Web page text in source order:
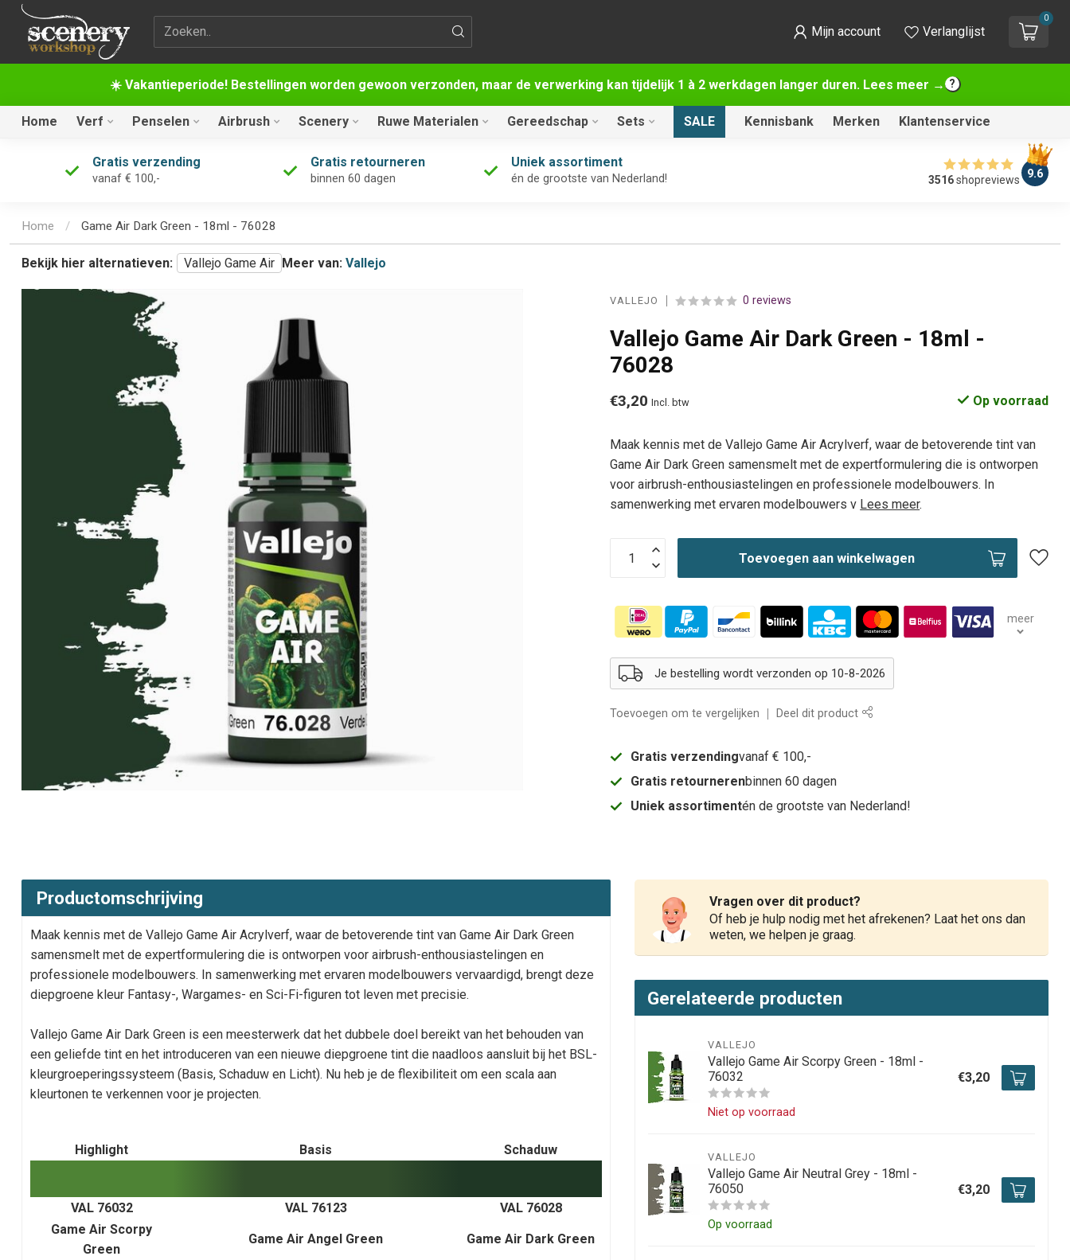
☀️ Vakantieperiode! Bestellingen worden gewoon verzonden, maar de verwerking kan tijdelijk 1 à 2 werkdagen langer duren. Lees meer →
Zoekterm Mijn account Verlanglijst
0
Home Verf Penselen Airbrush Scenery Ruwe Materialen Gereedschap Sets SALE Kennisbank Merken Klantenservice
Gratis verzending
vanaf € 100,-
Gratis retourneren
binnen 60 dagen
Uniek assortiment
én de grootste van Nederland! 3516shopreviews 9.6
Home / Game Air Dark Green - 18ml - 76028
Bekijk hier alternatieven: Vallejo Game Air Meer van: Vallejo
VALLEJO 0 reviews
Vallejo Game Air Dark Green - 18ml -
76028
€3,20 Incl. btw Op voorraad
Maak kennis met de Vallejo Game Air Acrylverf, waar de betoverende tint van
Game Air Dark Green samensmelt met de expertformulering die is ontworpen
voor airbrush-enthousiastelingen en professionele modelbouwers. In
samenwerking met ervaren modelbouwers v Lees meer.
Toevoegen aan winkelwagen
meer
Je bestelling wordt verzonden op 10-8-2026
Toevoegen om te vergelijken Deel dit product
Gratis verzendingvanaf € 100,-
Gratis retournerenbinnen 60 dagen
Uniek assortimentén de grootste van Nederland!
Productomschrijving
Maak kennis met de Vallejo Game Air Acrylverf, waar de betoverende tint van Game Air Dark Green
samensmelt met de expertformulering die is ontworpen voor airbrush-enthousiastelingen en
professionele modelbouwers. In samenwerking met ervaren modelbouwers vervaardigd, brengt deze
diepgroene kleur Fantasy-, Wargames- en Sci-Fi-figuren tot leven met precisie.
Vallejo Game Air Dark Green is een meesterwerk dat het dubbele doel bereikt van het behouden van
een geliefde tint en het introduceren van een nieuwe diepgroene tint die naadloos aansluit bij het BSL-
kleurgroeperingssysteem (Basis, Schaduw en Licht). Nu heb je de flexibiliteit om een scala aan
kleurtonen te verkennen voor je projecten.
Highlight Basis Schaduw
VAL 76032 VAL 76123
VAL 76028
Game Air Scorpy
Green
Game Air Angel Green Game Air Dark Green
Vragen over dit product?
Of heb je hulp nodig met het afrekenen? Laat het ons dan
weten, we helpen je graag.
Gerelateerde producten
VALLEJO
Vallejo Game Air Scorpy Green - 18ml -
76032
Niet op voorraad
€3,20
VALLEJO
Vallejo Game Air Neutral Grey - 18ml -
76050
Op voorraad
€3,20